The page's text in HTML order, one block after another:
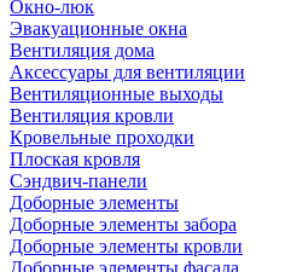
Окно-люк
Эвакуационные окна
Вентиляция дома
Аксессуары для вентиляции
Вентиляционные выходы
Вентиляция кровли
Кровельные проходки
Плоская кровля
Сэндвич-панели
Доборные элементы
Доборные элементы забора
Доборные элементы кровли
Доборные элементы фасада